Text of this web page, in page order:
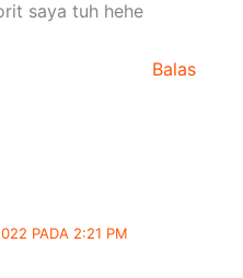
saya tuh hehe
Balas
PADA 2:21 PM